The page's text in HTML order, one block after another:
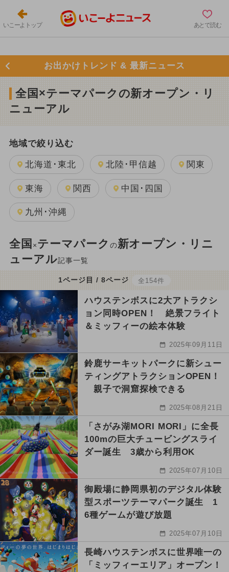
いこーよトップ あとで読む
お出かけトレンド & 最新ニュース
全国×テーマパークの新オープン・リ
ニューアル
地域で絞り込む
北海道･東北 北陸･甲信越 関東
東海 関西 中国･四国
九州･沖縄
全国 ×テーマパーク の新オープン・リニ
ューアル記事一覧
1ページ目 / 8ページ 全154件
ハウステンボスに2大アトラクシ
ョン同時OPEN！ 絶景フライト
＆ミッフィーの絵本体験
2025年09月11日
鈴鹿サーキットパークに新シュー
ティングアトラクションOPEN！
親子で洞窟探検できる
2025年08月21日
「さがみ湖MORI MORI」に全長
100mの巨大チュービングスライ
ダー誕生 3歳から利用OK
2025年07月10日
御殿場に静岡県初のデジタル体験
型スポーツテーマパーク誕生 1
6種ゲームが遊び放題
2025年07月10日
長崎ハウステンボスに世界唯一の
「ミッフィーエリア」オープン！